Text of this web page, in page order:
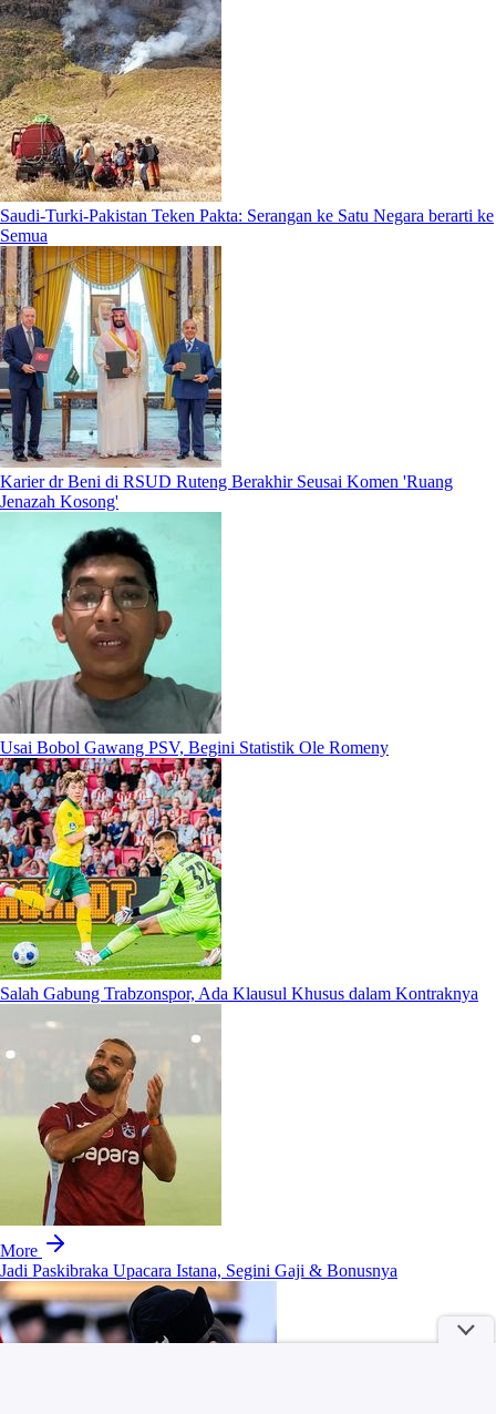
Saudi-Turki-Pakistan Teken Pakta: Serangan ke Satu Negara berarti ke
Semua
Karier dr Beni di RSUD Ruteng Berakhir Seusai Komen 'Ruang
Jenazah Kosong'
Usai Bobol Gawang PSV, Begini Statistik Ole Romeny
Salah Gabung Trabzonspor, Ada Klausul Khusus dalam Kontraknya
More
Jadi Paskibraka Upacara Istana, Segini Gaji & Bonusnya